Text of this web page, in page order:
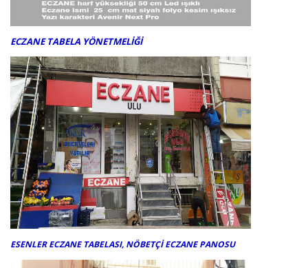
ECZANE TABELA YÖNETMELİĞİ
ESENLER ECZANE TABELASI, NÖBETÇİ ECZANE PANOSU